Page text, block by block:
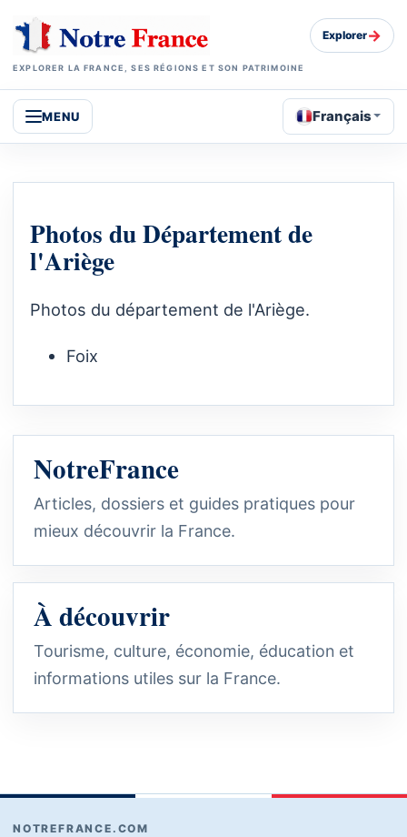
EXPLORER LA FRANCE, SES RÉGIONS ET SON PATRIMOINE
Explorer→
MENU Français
Photos du Département de
l'Ariège
Photos du département de l'Ariège.
Foix
NotreFrance
Articles, dossiers et guides pratiques pour
mieux découvrir la France.
À découvrir
Tourisme, culture, économie, éducation et
informations utiles sur la France.
NOTREFRANCE.COM